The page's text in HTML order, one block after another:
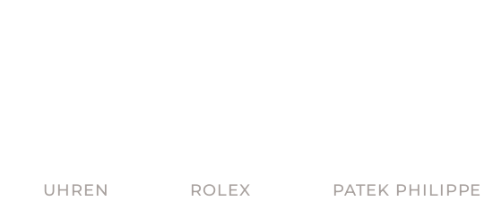
UHREN ROLEX PATEK PHILIPPE